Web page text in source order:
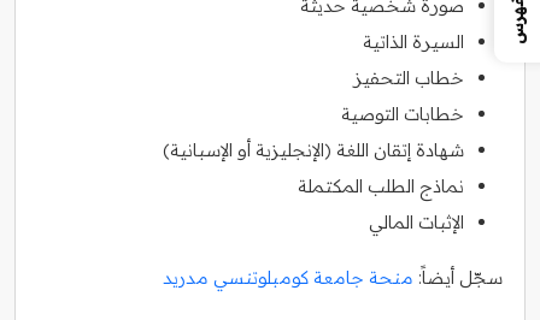
صورة شخصية حديثة
السيرة الذاتية
خطاب التحفيز
خطابات التوصية
شهادة إتقان اللغة (الإنجليزية أو الإسبانية)
نماذج الطلب المكتملة
الإثبات المالي
سجّل أيضاً: منحة جامعة كومبلوتنسي مدريد
الفهرس